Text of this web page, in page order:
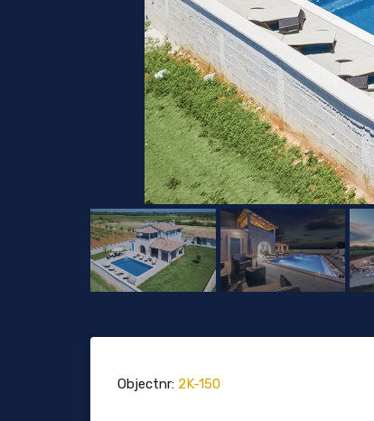
Objectnr: 2K-150